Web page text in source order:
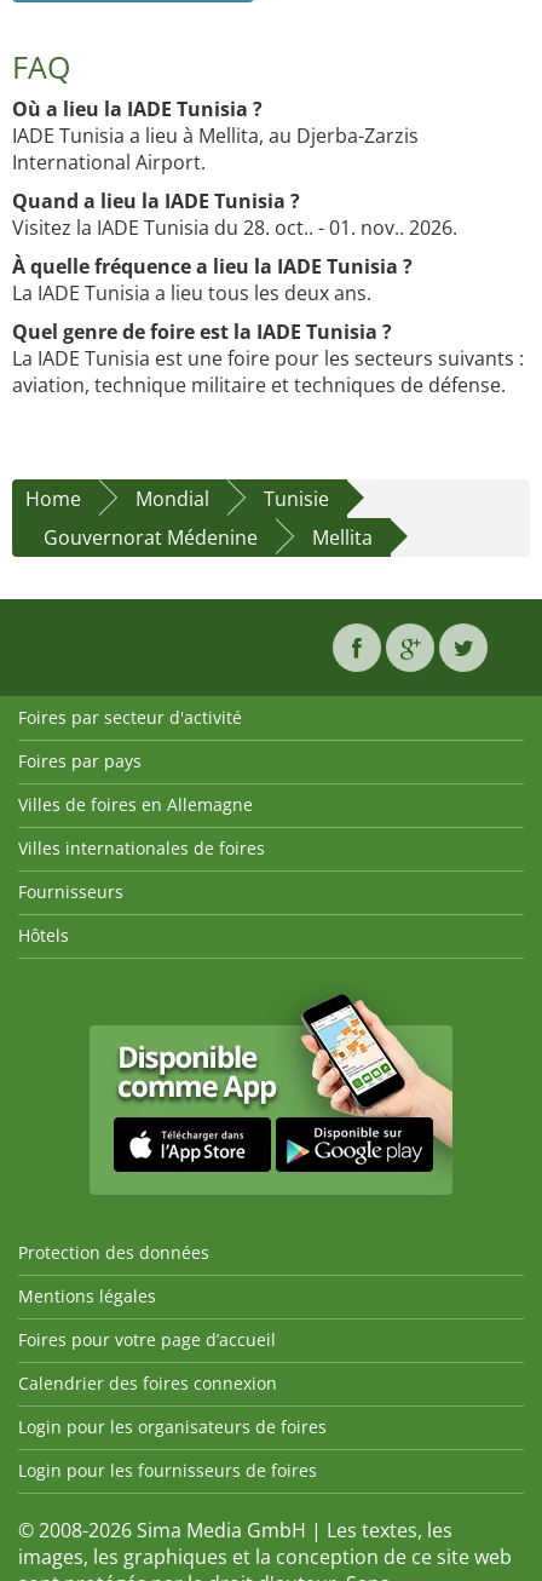
FAQ
Où a lieu la IADE Tunisia ?
IADE Tunisia a lieu à Mellita, au Djerba-Zarzis
International Airport.
Quand a lieu la IADE Tunisia ?
Visitez la IADE Tunisia du 28. oct.. - 01. nov.. 2026.
À quelle fréquence a lieu la IADE Tunisia ?
La IADE Tunisia a lieu tous les deux ans.
Quel genre de foire est la IADE Tunisia ?
La IADE Tunisia est une foire pour les secteurs suivants :
aviation, technique militaire et techniques de défense.
Home Mondial
Tunisie
Gouvernorat Médenine
Mellita
Foires par secteur d'activité
Foires par pays
Villes de foires en Allemagne
Villes internationales de foires
Fournisseurs
Hôtels
Protection des données
Mentions légales
Foires pour votre page d’accueil
Calendrier des foires connexion
Login pour les organisateurs de foires
Login pour les fournisseurs de foires
© 2008-2026 Sima Media GmbH | Les textes, les
images, les graphiques et la conception de ce site web